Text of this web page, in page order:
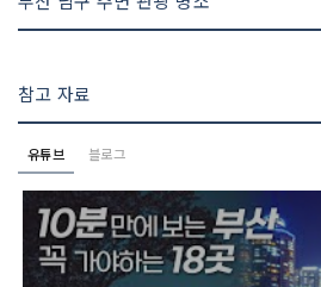
참고 자료
유튜브 블로그